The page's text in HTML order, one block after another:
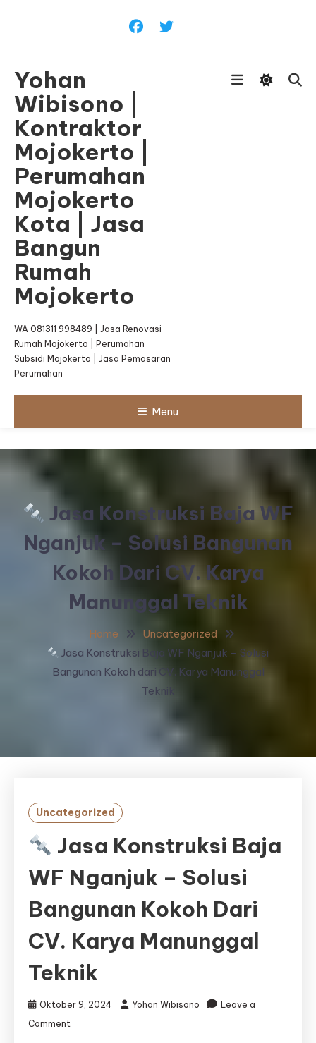
Yohan
Wibisono |
Kontraktor
Mojokerto |
Perumahan
Mojokerto
Kota | Jasa
Bangun
Rumah
Mojokerto
WA 081311 998489 | Jasa Renovasi
Rumah Mojokerto | Perumahan
Subsidi Mojokerto | Jasa Pemasaran
Perumahan
Menu
Jasa Konstruksi Baja WF
Nganjuk – Solusi Bangunan
Kokoh Dari CV. Karya
Manunggal Teknik
Home
Uncategorized
Jasa Konstruksi Baja WF Nganjuk – Solusi
Bangunan Kokoh dari CV. Karya Manunggal
Teknik
Uncategorized
Jasa Konstruksi Baja
WF Nganjuk – Solusi
Bangunan Kokoh Dari
CV. Karya Manunggal
Teknik
Oktober 9, 2024 Yohan Wibisono
Leave a
Comment